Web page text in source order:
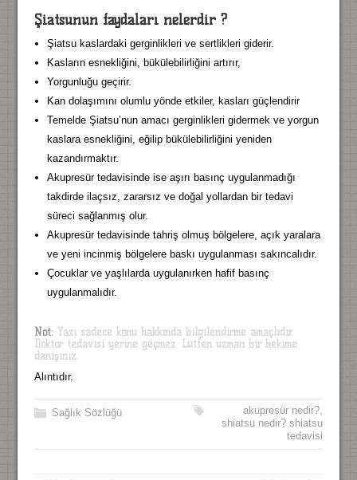
Şiatsunun faydaları nelerdir ?
Şiatsu kaslardaki gerginlikleri ve sertlikleri giderir.
Kasların esnekliğini, bükülebilirliğini artırır,
Yorgunluğu geçirir.
Kan dolaşımını olumlu yönde etkiler, kasları güçlendirir
Temelde Şiatsu’nun amacı gerginlikleri gidermek ve yorgun
kaslara esnekliğini, eğilip bükülebilirliğini yeniden
kazandırmaktır.
Akupresür tedavisinde ise aşırı basınç uygulanmadığı
takdirde ilaçsız, zararsız ve doğal yollardan bir tedavi
süreci sağlanmış olur.
Akupresür tedavisinde tahriş olmuş bölgelere, açık yaralara
ve yeni incinmiş bölgelere baskı uygulanması sakıncalıdır.
Çocuklar ve yaşlılarda uygulanırken hafif basınç
uygulanmalıdır.
Not:Yazı sadece konu hakkında bilgilendirme amaçlıdır.
Doktor tedavisi yerine geçmez. Lütfen uzman bir hekime
danışınız.
Alıntıdır.
Sağlık Sözlüğü akupresür nedir?,
shiatsu nedir? shiatsu
tedavisi